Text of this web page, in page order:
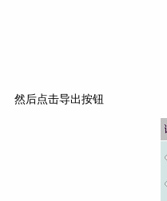
然后点击导出按钮